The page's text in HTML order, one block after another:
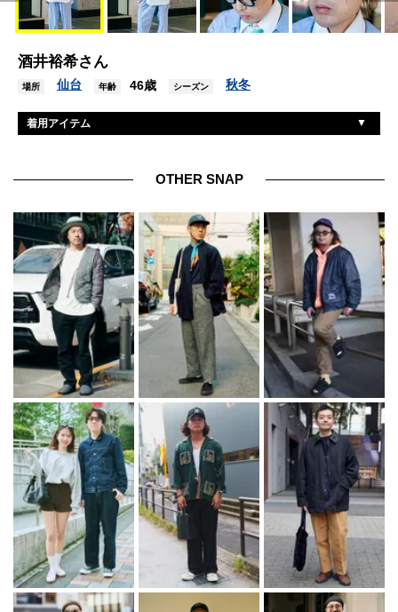
酒井裕希さん
場所 仙台 年齢 46歳 シーズン 秋冬
着用アイテム
シューズ ミズノ
帽子 スペシャルゲスト
眼鏡 マサヒロマルヤマ
ピアス マニック
スカーフ ヘラルボニー
OTHER SNAP